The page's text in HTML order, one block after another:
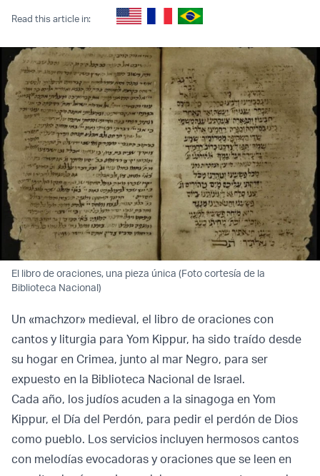
Read this article in:
El libro de oraciones, una pieza única (Foto cortesía de la
Biblioteca Nacional)
Un «machzor» medieval, el libro de oraciones con
cantos y liturgia para Yom Kippur, ha sido traído desde
su hogar en Crimea, junto al mar Negro, para ser
expuesto en la Biblioteca Nacional de Israel.
Cada año, los judíos acuden a la sinagoga en Yom
Kippur, el Día del Perdón, para pedir el perdón de Dios
como pueblo. Los servicios incluyen hermosos cantos
con melodías evocadoras y oraciones que se leen en